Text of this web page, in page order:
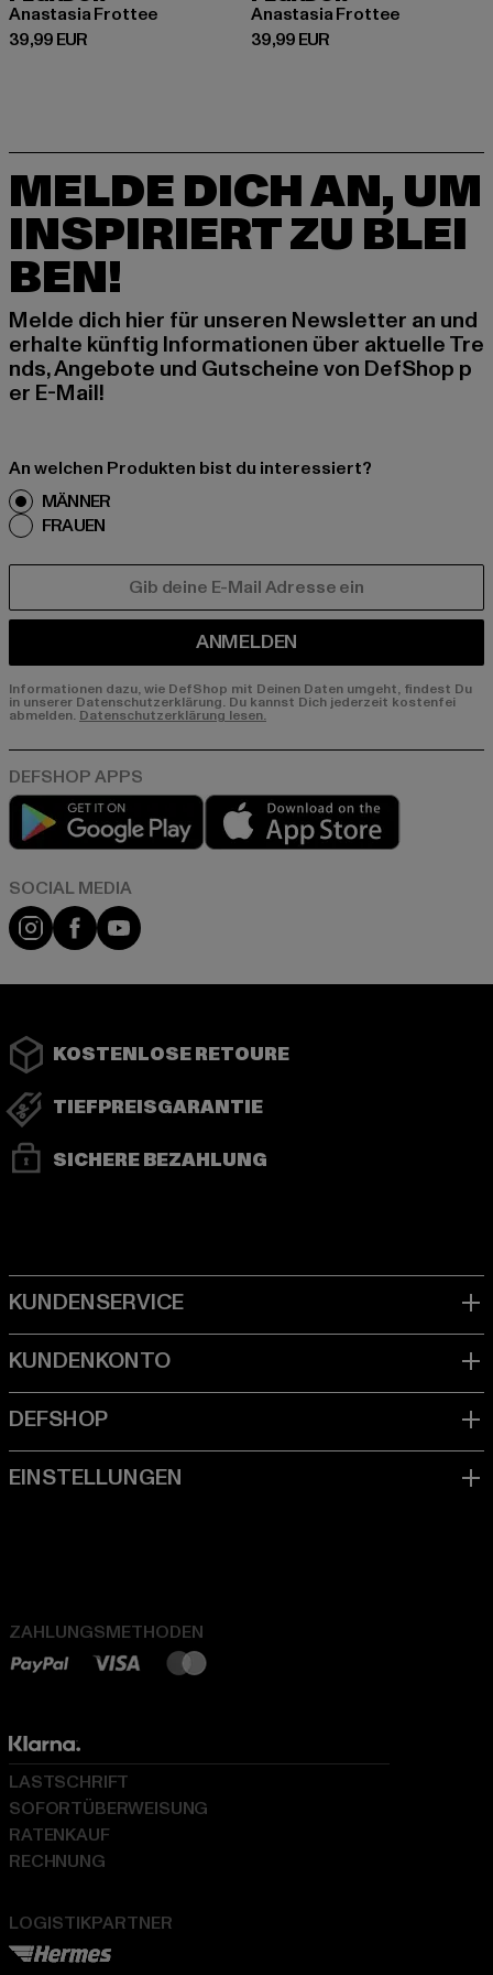
Anastasia Frottee
39,99 EUR
Derzeitiger Preis: 39,99 EUR
Anastasia Frottee
39,99 EUR
Derzeitiger Preis: 39,99 EUR
MELDE DICH AN, UM
INSPIRIERT ZU BLEI
BEN!
Melde dich hier für unseren Newsletter an und
erhalte künftig Informationen über aktuelle Tre
nds, Angebote und Gutscheine von DefShop p
er E-Mail!
An welchen Produkten bist du interessiert?
MÄNNER
FRAUEN
ANMELDEN
Informationen dazu, wie DefShop mit Deinen Daten umgeht, findest Du
in unserer Datenschutzerklärung. Du kannst Dich jederzeit kostenfei
abmelden. Datenschutzerklärung lesen.
Play market
Instagram
FacebookYouTube
KOSTENLOSE RETOURE
TIEFPREISGARANTIE
SICHERE BEZAHLUNG
ZAHLUNGSMETHODEN
LOGISTIKPARTNER
LASTSCHRIFT
SOFORTÜBERWEISUNG
RATENKAUF
RECHNUNG